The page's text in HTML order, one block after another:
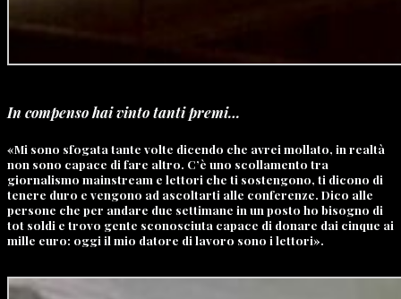
In compenso hai vinto tanti premi…
«Mi sono sfogata tante volte dicendo che avrei mollato, in realtà
non sono capace di fare altro. C’è uno scollamento tra
giornalismo mainstream e lettori che ti sostengono, ti dicono di
tenere duro e vengono ad ascoltarti alle conferenze. Dico alle
persone che per andare due settimane in un posto ho bisogno di
tot soldi e trovo gente sconosciuta capace di donare dai cinque ai
mille euro: oggi il mio datore di lavoro sono i lettori».